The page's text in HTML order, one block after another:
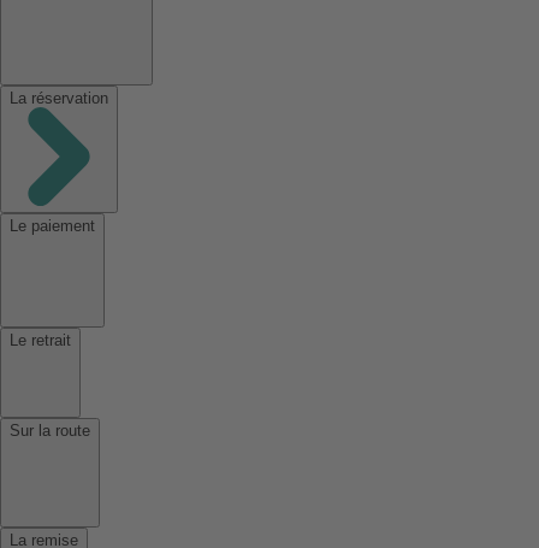
La réservation
Le paiement
Le retrait
Sur la route
La remise